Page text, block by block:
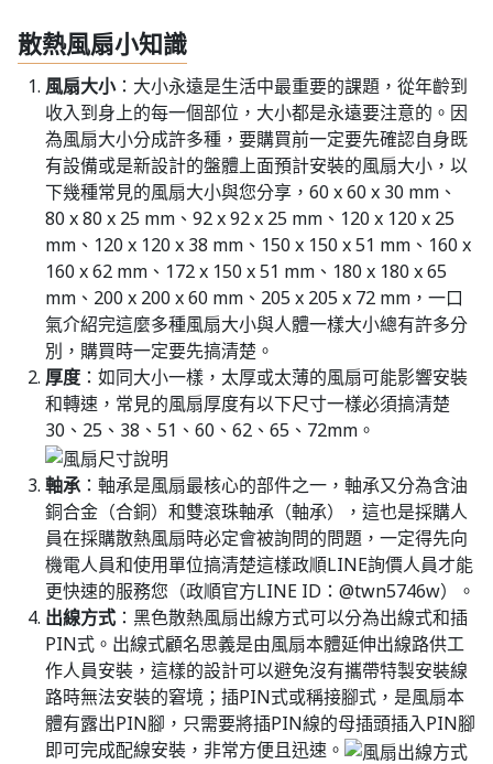
散熱風扇小知識
風扇大小：大小永遠是生活中最重要的課題，從年齡到
收入到身上的每一個部位，大小都是永遠要注意的。因
為風扇大小分成許多種，要購買前一定要先確認自身既
有設備或是新設計的盤體上面預計安裝的風扇大小，以
下幾種常見的風扇大小與您分享，60 x 60 x 30 mm、
80 x 80 x 25 mm、92 x 92 x 25 mm、120 x 120 x 25
mm、120 x 120 x 38 mm、150 x 150 x 51 mm、160 x
160 x 62 mm、172 x 150 x 51 mm、180 x 180 x 65
mm、200 x 200 x 60 mm、205 x 205 x 72 mm，一口
氣介紹完這麼多種風扇大小與人體一樣大小總有許多分
別，購買時一定要先搞清楚。
厚度 ：如同大小一樣，太厚或太薄的風扇可能影響安裝
和轉速，常見的風扇厚度有以下尺寸一樣必須搞清楚
30、25、38、51、60、62、65、72mm。
軸承 ：軸承是風扇最核心的部件之一，軸承又分為含油
銅合金（合銅）和雙滾珠軸承（軸承），這也是採購人
員在採購散熱風扇時必定會被詢問的問題，一定得先向
機電人員和使用單位搞清楚這樣政順LINE詢價人員才能
更快速的服務您（政順官方LINE ID：@twn5746w）。
出線方式 ：黑色散熱風扇出線方式可以分為出線式和插
PIN式。出線式顧名思義是由風扇本體延伸出線路供工
作人員安裝，這樣的設計可以避免沒有攜帶特製安裝線
路時無法安裝的窘境；插PIN式或稱接腳式，是風扇本
體有露出PIN腳，只需要將插PIN線的母插頭插入PIN腳
即可完成配線安裝，非常方便且迅速。